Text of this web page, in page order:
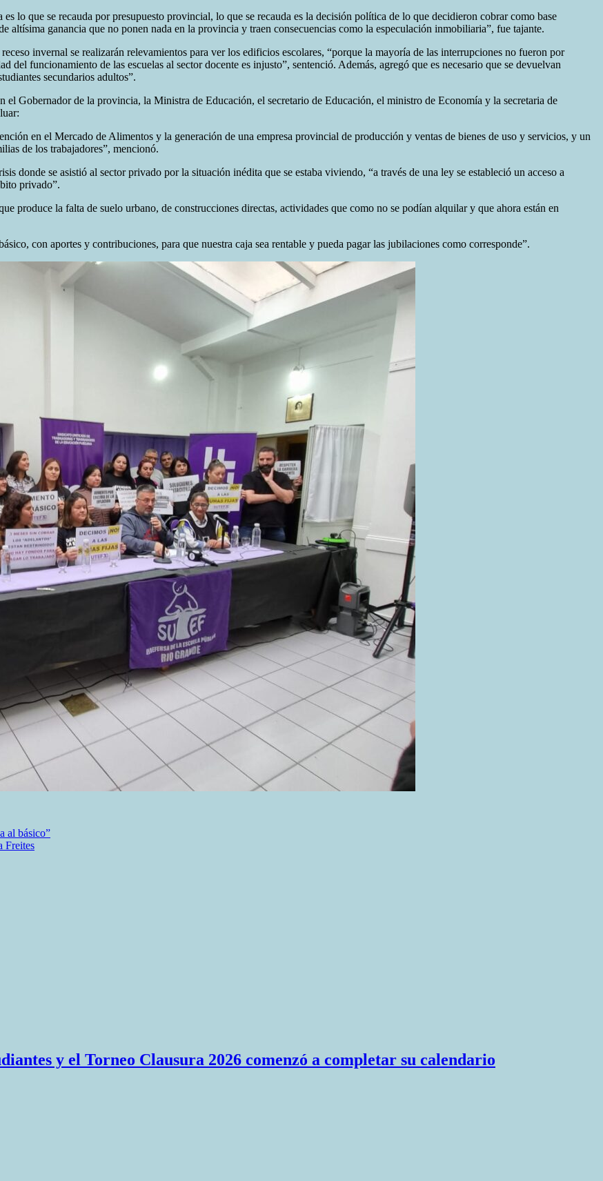
lo que se recauda por presupuesto provincial, lo que se recauda es la decisión política de lo que decidieron cobrar como base
ganancia que no ponen nada en la provincia y traen consecuencias como la especulación inmobiliaria”, fue tajante.
invernal se realizarán relevamientos para ver los edificios escolares, “porque la mayoría de las interrupciones no fueron por
del funcionamiento de las escuelas al sector docente es injusto”, sentenció. Además, agregó que es necesario que se devuelvan
secundarios adultos”.
Gobernador de la provincia, la Ministra de Educación, el secretario de Educación, el ministro de Economía y la secretaria de
en el Mercado de Alimentos y la generación de una empresa provincial de producción y ventas de bienes de uso y servicios, y un
de los trabajadores”, mencionó.
donde se asistió al sector privado por la situación inédita que se estaba viviendo, “a través de una ley se estableció un acceso a
privado”.
produce la falta de suelo urbano, de construcciones directas, actividades que como no se podían alquilar y que ahora están en
con aportes y contribuciones, para que nuestra caja sea rentable y pueda pagar las jubilaciones como corresponde”.
al básico”
Freites
y el Torneo Clausura 2026 comenzó a completar su calendario